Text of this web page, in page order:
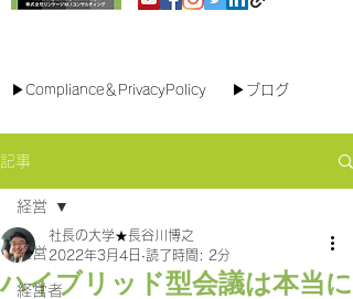
▶︎Compliance＆PrivacyPolicy ▶︎ブログ
記事
経営
経営者
経営
ハイブリッド型会議は本当に
社長の大学★長谷川博之
2022年3月4日 読了時間: 2分